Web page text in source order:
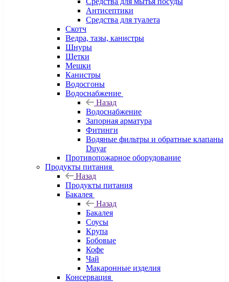
Антисептики
Средства для туалета
Скотч
Ведра, тазы, канистры
Шнуры
Щетки
Мешки
Канистры
Водосгоны
Водоснабжение
Назад
Водоснабжение
Запорная арматура
Фитинги
Водяные фильтры и обратные клапаны
Duyar
Противопожарное оборудование
Продукты питания
Назад
Продукты питания
Бакалея
Назад
Бакалея
Соусы
Крупа
Бобовые
Кофе
Чай
Макаронные изделия
Консервация